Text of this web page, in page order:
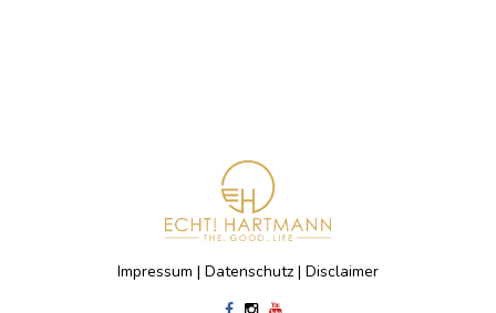
Impressum | Datenschutz | Disclaimer